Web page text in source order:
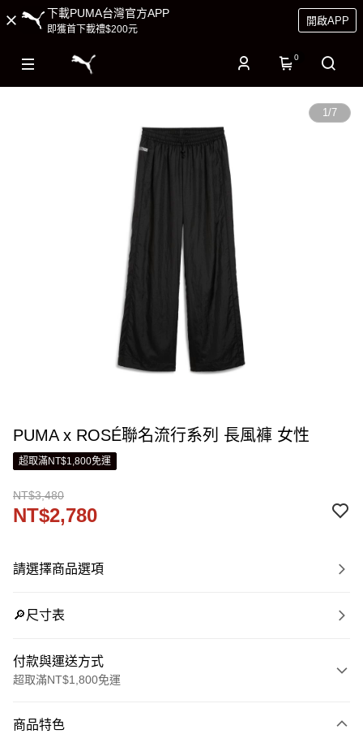
下載PUMA台灣官方APP
即獲首下載禮$200元
開啟APP
0
1/7
PUMA x ROSÉ聯名流行系列 長風褲 女性
超取滿NT$1,800免運
NT$3,480
NT$2,780
請選擇商品選項
🔎尺寸表
付款與運送方式
超取滿NT$1,800免運
信用卡一次付款
商品特色